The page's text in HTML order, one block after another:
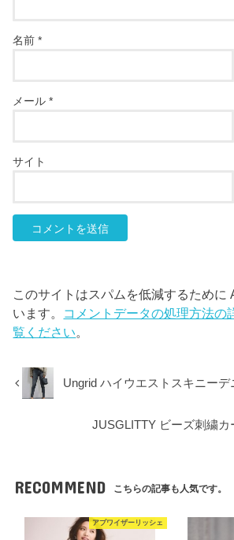
名前*
メール*
サイト
このサイトはスパムを低減するために
います。 コメントデータの処理方法の
覧ください。
Ungrid ハイウエストスキニーデ
JUSGLITTY ビーズ刺繍カ
RECOMMEND こちらの記事も人気です。
アプワイザーリッシェ